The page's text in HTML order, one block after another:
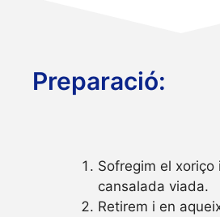
Preparació:
Sofregim el xoriço
cansalada viada.
Retirem i en